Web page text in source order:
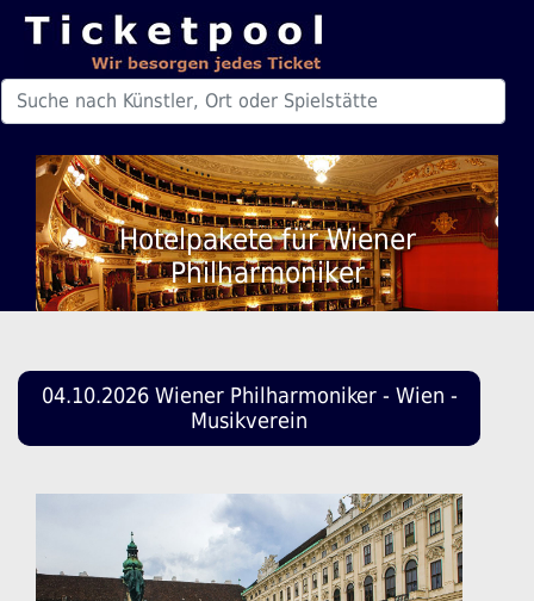
Hotelpakete für Wiener
Philharmoniker
04.10.2026 Wiener Philharmoniker - Wien -
Musikverein